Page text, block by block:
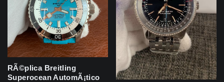
RÃ©plica Breitling
Superocean AutomÃ¡tico